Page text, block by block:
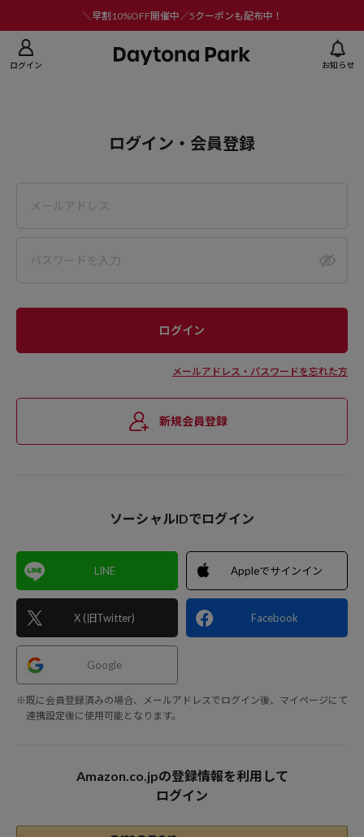
＼早割10%OFF開催中／5クーポンも配布中！
ログイン お知らせ
ログイン・会員登録
メールアドレス・パスワードを忘れた方
新規会員登録
ソーシャルIDでログイン
LINE
X (旧Twitter)
Appleでサインイン
Facebook
Google
※既に会員登録済みの場合、メールアドレスでログイン後、マイページにて
連携設定後に使用可能となります。
Amazon.co.jpの登録情報を利用して
ログイン